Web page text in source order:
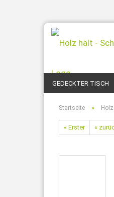
GEDECKTER TISCH
Startseite »
« Erster «